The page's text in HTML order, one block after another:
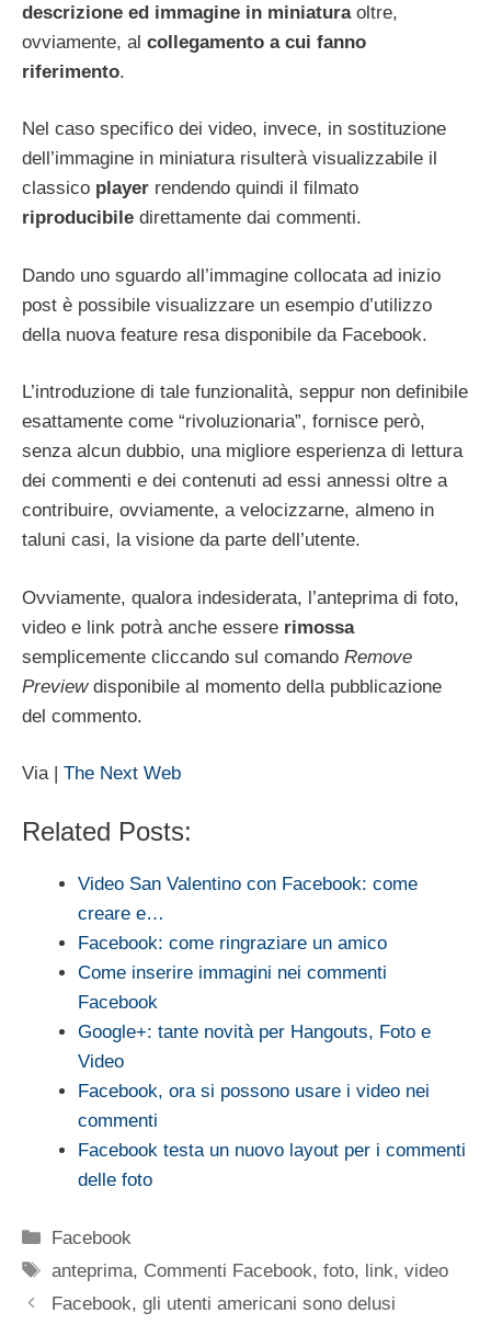
descrizione ed immagine in miniaturaoltre,
ovviamente, al collegamento a cui fanno
riferimento.
Nel caso specifico dei video, invece, in sostituzione
dell’immagine in miniatura risulterà visualizzabile il
classico player rendendo quindi il filmato
riproducibile direttamente dai commenti.
Dando uno sguardo all’immagine collocata ad inizio
post è possibile visualizzare un esempio d’utilizzo
della nuova feature resa disponibile da Facebook.
L’introduzione di tale funzionalità, seppur non definibile
esattamente come “rivoluzionaria”, fornisce però,
senza alcun dubbio, una migliore esperienza di lettura
dei commenti e dei contenuti ad essi annessi oltre a
contribuire, ovviamente, a velocizzarne, almeno in
taluni casi, la visione da parte dell’utente.
Ovviamente, qualora indesiderata, l’anteprima di foto,
video e link potrà anche essere rimossa
semplicemente cliccando sul comando Remove
Preview disponibile al momento della pubblicazione
del commento.
Via | The Next Web
Related Posts:
Video San Valentino con Facebook: come
creare e…
Facebook: come ringraziare un amico
Come inserire immagini nei commenti
Facebook
Google+: tante novità per Hangouts, Foto e
Video
Facebook, ora si possono usare i video nei
commenti
Facebook testa un nuovo layout per i commenti
delle foto
Categorie
Facebook
Tag
anteprima, Commenti Facebook,foto, link,video
Facebook, gli utenti americani sono delusi